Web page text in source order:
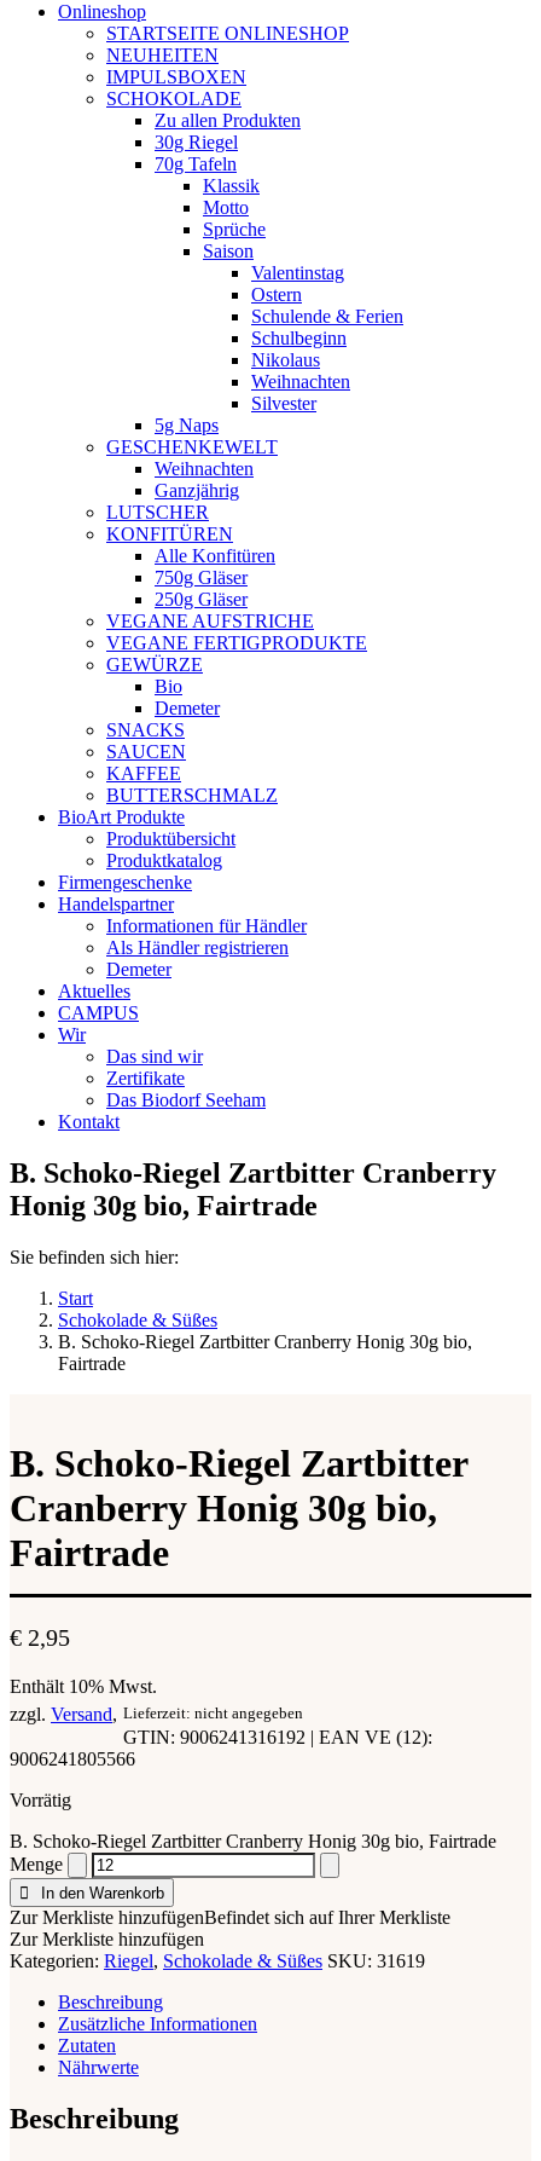
Onlineshop
STARTSEITE ONLINESHOP
NEUHEITEN
IMPULSBOXEN
SCHOKOLADE
Zu allen Produkten
30g Riegel
70g Tafeln
Klassik
Motto
Sprüche
Saison
Valentinstag
Ostern
Schulende & Ferien
Schulbeginn
Nikolaus
Weihnachten
Silvester
5g Naps
GESCHENKEWELT
Weihnachten
Ganzjährig
LUTSCHER
KONFITÜREN
Alle Konfitüren
750g Gläser
250g Gläser
VEGANE AUFSTRICHE
VEGANE FERTIGPRODUKTE
GEWÜRZE
Bio
Demeter
SNACKS
SAUCEN
KAFFEE
BUTTERSCHMALZ
BioArt Produkte
Produktübersicht
Produktkatalog
Firmengeschenke
Handelspartner
Informationen für Händler
Als Händler registrieren
Demeter
Aktuelles
CAMPUS
Wir
Das sind wir
Zertifikate
Das Biodorf Seeham
Kontakt
B. Schoko-Riegel Zartbitter Cranberry
Honig 30g bio, Fairtrade
Sie befinden sich hier:
Start
Schokolade & Süßes
B. Schoko-Riegel Zartbitter Cranberry Honig 30g bio,
Fairtrade
B. Schoko-Riegel Zartbitter
Cranberry Honig 30g bio,
Fairtrade
€ 2,95
Enthält 10% Mwst.
zzgl. Versand Lieferzeit: nicht angegeben
GTIN: 9006241316192 | EAN VE (12):
9006241805566
Vorrätig
B. Schoko-Riegel Zartbitter Cranberry Honig 30g bio, Fairtrade
Menge
In den Warenkorb
Zur Merkliste hinzufügenBefindet sich auf Ihrer Merkliste
Zur Merkliste hinzufügen
Kategorien: Riegel, Schokolade & Süßes SKU: 31619
Beschreibung
Zusätzliche Informationen
Zutaten
Nährwerte
Beschreibung